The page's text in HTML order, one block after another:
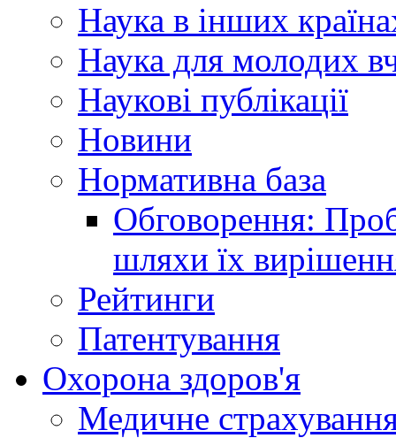
Наука в інших
Наука для молодих
Наукові публікації
Новини
Нормативна база
Обговорення:
шляхи їх
Рейтинги
Патентування
Охорона здоров'я
Медичне